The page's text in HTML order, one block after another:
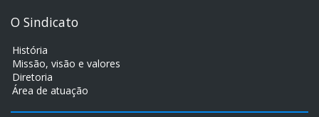
O Sindicato
História
Missão, visão e valores
Diretoria
Área de atuação